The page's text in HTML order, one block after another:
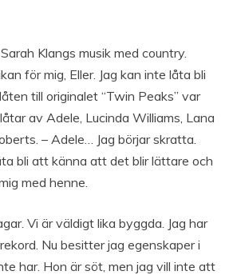
Klangs musik med country.
för mig, Eller. Jag kan inte låta bli
till originalet “Twin Peaks” var
av Adele, Lucinda Williams, Lana
– Adele… Jag börjar skratta.
bli att känna att det blir lättare och
med henne.
Vi är väldigt lika byggda. Jag har
Nu besitter jag egenskaper i
har. Hon är söt, men jag vill inte att